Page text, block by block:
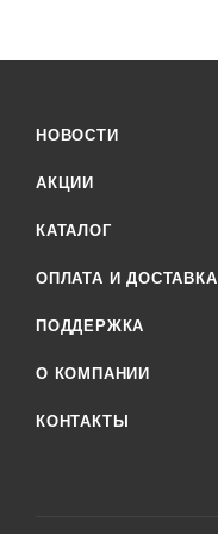
НОВОСТИ
АКЦИИ
КАТАЛОГ
ОПЛАТА И ДОСТАВКА
ПОДДЕРЖКА
О КОМПАНИИ
КОНТАКТЫ